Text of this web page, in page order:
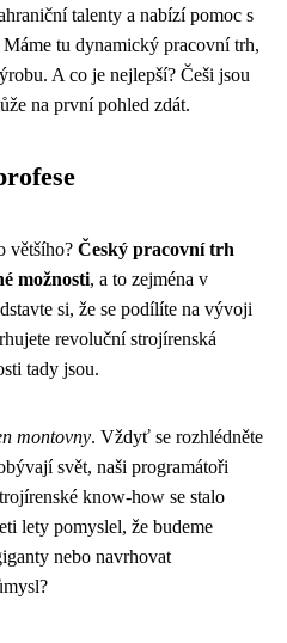
talenty a nabízí pomoc s
tu dynamický pracovní trh,
A co je nejlepší? Češi jsou
na první pohled zdát.
většího? Český pracovní trh
možnosti, a to zejména v
si, že se podílíte na vývoji
revoluční strojírenská
tady jsou.
montovny. Vždyť se rozhlédněte
svět, naši programátoři
know-how se stalo
lety pomyslel, že budeme
nebo navrhovat